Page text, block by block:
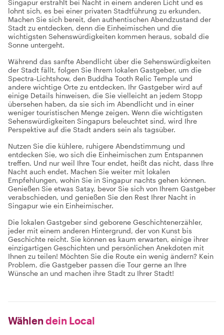
Singapur erstrahlt bei Nacht in einem anderen Licht und es
lohnt sich, es bei einer privaten Stadtführung zu erkunden.
Machen Sie sich bereit, den authentischen Abendzustand der
Stadt zu entdecken, denn die Einheimischen und die
wichtigsten Sehenswürdigkeiten kommen heraus, sobald die
Sonne untergeht.
Während das sanfte Abendlicht über die Sehenswürdigkeiten
der Stadt fällt, folgen Sie Ihrem lokalen Gastgeber, um die
Spectra-Lichtshow, den Buddha Tooth Relic Temple und
andere wichtige Orte zu entdecken. Ihr Gastgeber wird auf
einige Details hinweisen, die Sie vielleicht an jedem Stopp
übersehen haben, da sie sich im Abendlicht und in einer
weniger touristischen Menge zeigen. Wenn die wichtigsten
Sehenswürdigkeiten Singapurs beleuchtet sind, wird Ihre
Perspektive auf die Stadt anders sein als tagsüber.
Nutzen Sie die kühlere, ruhigere Abendstimmung und
entdecken Sie, wo sich die Einheimischen zum Entspannen
treffen. Und nur weil Ihre Tour endet, heißt das nicht, dass Ihre
Nacht auch endet. Machen Sie weiter mit lokalen
Empfehlungen, wohin Sie in Singapur nachts gehen können.
Genießen Sie etwas Satay, bevor Sie sich von Ihrem Gastgeber
verabschieden, und genießen Sie den Rest Ihrer Nacht in
Singapur wie ein Einheimischer.
Die lokalen Gastgeber sind geborene Geschichtenerzähler,
jeder mit einem anderen Hintergrund, der von Kunst bis
Geschichte reicht. Sie können es kaum erwarten, einige ihrer
einzigartigen Geschichten und persönlichen Anekdoten mit
Ihnen zu teilen! Möchten Sie die Route ein wenig ändern? Kein
Problem, die Gastgeber passen die Tour gerne an Ihre
Wünsche an und machen ihre Stadt zu Ihrer Stadt!
Wählen dein Local